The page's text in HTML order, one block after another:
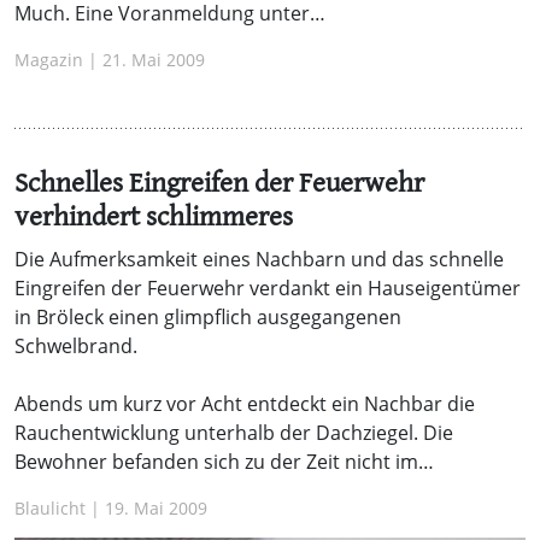
Much. Eine Voranmeldung unter…
Magazin | 21. Mai 2009
Schnelles Eingreifen der Feuerwehr
verhindert schlimmeres
Die Aufmerksamkeit eines Nachbarn und das schnelle
Eingreifen der Feuerwehr verdankt ein Hauseigentümer
in Bröleck einen glimpflich ausgegangenen
Schwelbrand.
Abends um kurz vor Acht entdeckt ein Nachbar die
Rauchentwicklung unterhalb der Dachziegel. Die
Bewohner befanden sich zu der Zeit nicht im…
Blaulicht | 19. Mai 2009